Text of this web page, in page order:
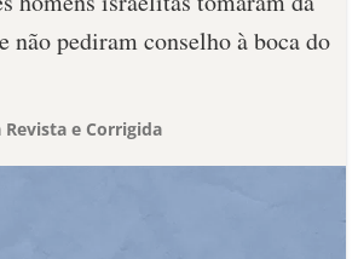
não pediram conselho à boca do
e Corrigida